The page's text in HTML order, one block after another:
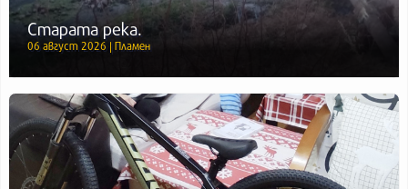
Старата река.
06 август 2026 | Пламен